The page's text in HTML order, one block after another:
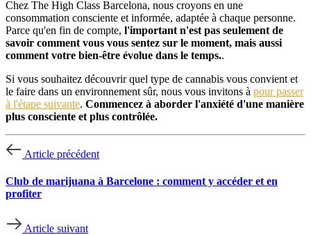
Chez The High Class Barcelona, nous croyons en une
consommation consciente et informée, adaptée à chaque personne.
Parce qu'en fin de compte, l'important n'est pas seulement de
savoir comment vous vous sentez sur le moment, mais aussi
comment votre bien-être évolue dans le temps..
Si vous souhaitez découvrir quel type de cannabis vous convient et
le faire dans un environnement sûr, nous vous invitons à pour passer
à l'étape suivante. Commencez à aborder l'anxiété d'une manière
plus consciente et plus contrôlée.
Article précédent
Club de marijuana à Barcelone : comment y accéder et en
profiter
Article suivant